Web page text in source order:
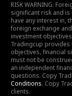
RISK WARNING:
significant risk and
have any interest in,
foreign exchange
investment
Tradingcup
objectives, financial
must not be
an independent
questions. Copy
Conditions. Copy
clients.